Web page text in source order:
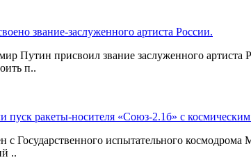
звание-заслуженного артиста России.
Путин присвоил звание заслуженного
п..
ракеты-носителя «Союз-2.1б» с
с Государственного испытательного
..